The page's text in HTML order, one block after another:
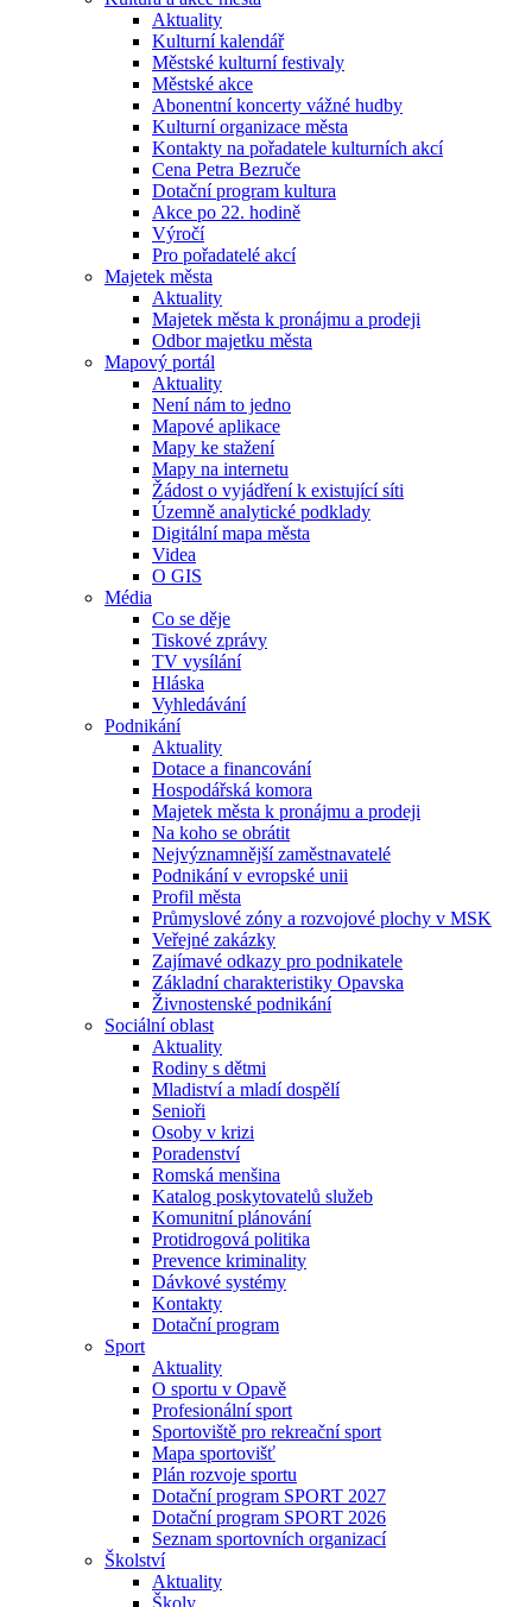
Aktuality
Kulturní kalendář
Městské kulturní festivaly
Městské akce
Abonentní koncerty vážné hudby
Kulturní organizace města
Kontakty na pořadatele kulturních akcí
Cena Petra Bezruče
Dotační program kultura
Akce po 22. hodině
Výročí
Pro pořadatelé akcí
Majetek města
Aktuality
Majetek města k pronájmu a prodeji
Odbor majetku města
Mapový portál
Aktuality
Není nám to jedno
Mapové aplikace
Mapy ke stažení
Mapy na internetu
Žádost o vyjádření k existující síti
Územně analytické podklady
Digitální mapa města
Videa
O GIS
Média
Co se děje
Tiskové zprávy
TV vysílání
Hláska
Vyhledávání
Podnikání
Aktuality
Dotace a financování
Hospodářská komora
Majetek města k pronájmu a prodeji
Na koho se obrátit
Nejvýznamnější zaměstnavatelé
Podnikání v evropské unii
Profil města
Průmyslové zóny a rozvojové plochy v MSK
Veřejné zakázky
Zajímavé odkazy pro podnikatele
Základní charakteristiky Opavska
Živnostenské podnikání
Sociální oblast
Aktuality
Rodiny s dětmi
Mladiství a mladí dospělí
Senioři
Osoby v krizi
Poradenství
Romská menšina
Katalog poskytovatelů služeb
Komunitní plánování
Protidrogová politika
Prevence kriminality
Dávkové systémy
Kontakty
Dotační program
Sport
Aktuality
O sportu v Opavě
Profesionální sport
Sportoviště pro rekreační sport
Mapa sportovišť
Plán rozvoje sportu
Dotační program SPORT 2027
Dotační program SPORT 2026
Seznam sportovních organizací
Školství
Aktuality